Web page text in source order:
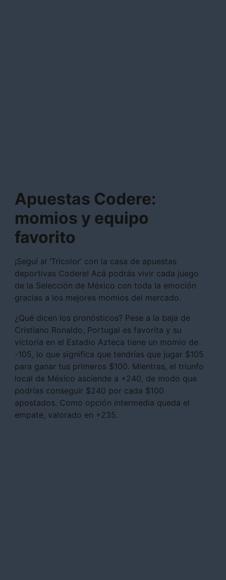
Apuestas Codere:
momios y equipo
favorito
¡Seguí al ‘Tricolor’ con la casa de apuestas
deportivas Codere! Acá podrás vivir cada juego
de la Selección de México con toda la emoción
gracias a los mejores momios del mercado.
¿Qué dicen los pronósticos? Pese a la baja de
Cristiano Ronaldo, Portugal es favorita y su
victoria en el Estadio Azteca tiene un momio de
-105, lo que significa que tendrías que jugar $105
para ganar tus primeros $100. Mientras, el triunfo
local de México asciende a +240, de modo que
podrías conseguir $240 por cada $100
apostados. Como opción intermedia queda el
empate, valorado en +235.